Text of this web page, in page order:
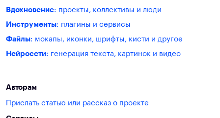
Вдохновение: проекты, коллективы и люди
Инструменты: плагины и сервисы
Файлы: мокапы, иконки, шрифты, кисти и другое
Нейросети: генерация текста, картинок и видео
Авторам
Прислать статью или рассказ о проекте